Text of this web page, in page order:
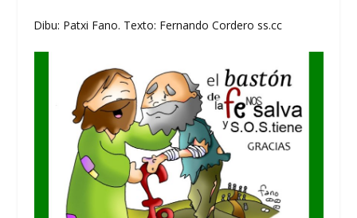
Dibu: Patxi Fano. Texto: Fernando Cordero ss.cc